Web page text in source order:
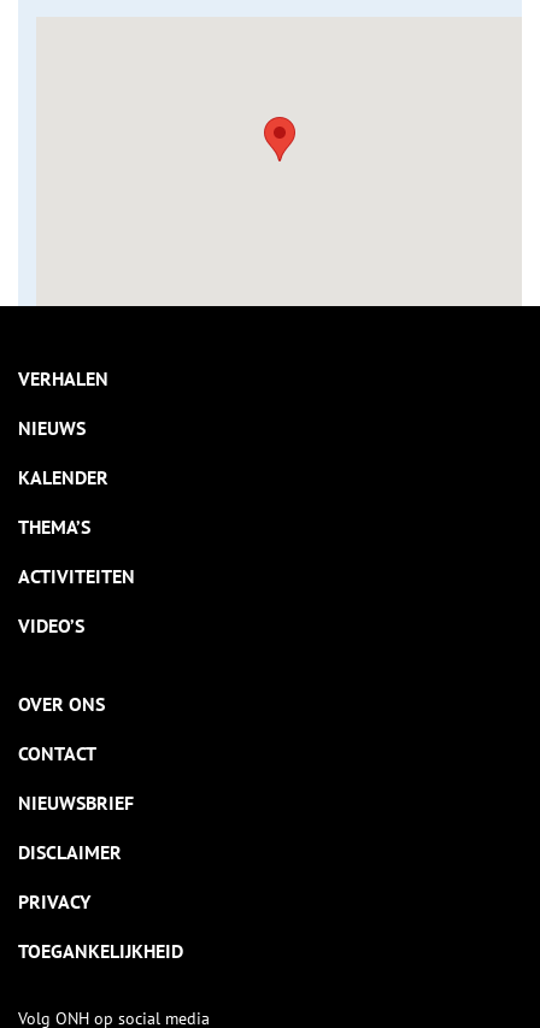
VERHALEN
NIEUWS
KALENDER
THEMA’S
ACTIVITEITEN
VIDEO’S
OVER ONS
CONTACT
NIEUWSBRIEF
DISCLAIMER
PRIVACY
TOEGANKELIJKHEID
Volg ONH op social media